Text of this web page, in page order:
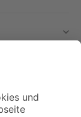
verpassen!